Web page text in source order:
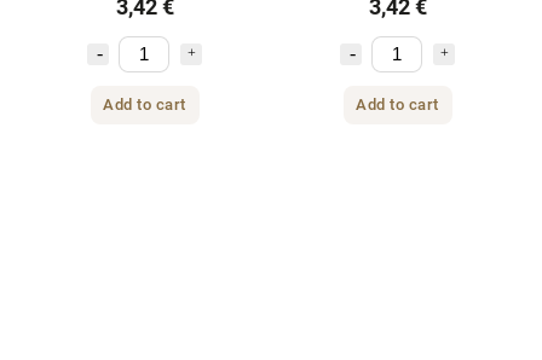
3,42 €
Add to cart
3,42 €
Add to cart